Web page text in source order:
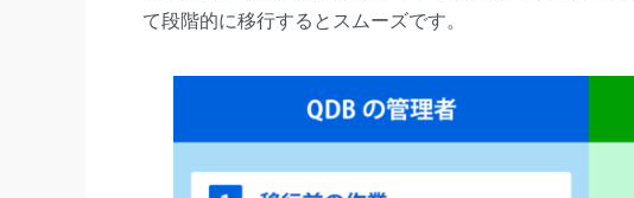
て段階的に移行するとスムーズです。